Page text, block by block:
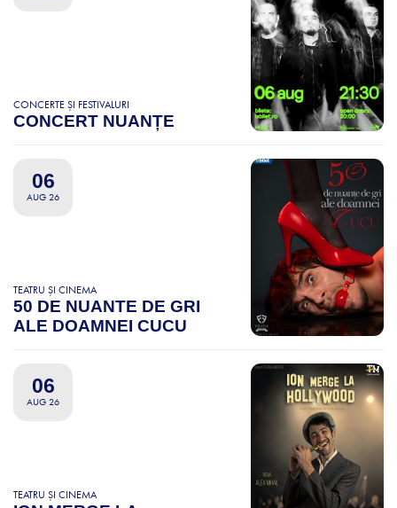
CONCERTE ȘI FESTIVALURI
CONCERT NUANȚE
06
AUG 26
TEATRU ȘI CINEMA
50 DE NUANTE DE GRI
ALE DOAMNEI CUCU
06
AUG 26
TEATRU ȘI CINEMA